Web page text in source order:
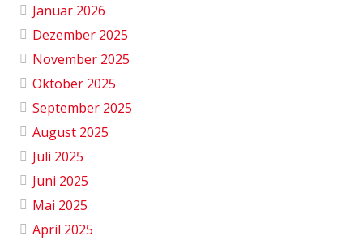
Januar 2026
Dezember 2025
November 2025
Oktober 2025
September 2025
August 2025
Juli 2025
Juni 2025
Mai 2025
April 2025